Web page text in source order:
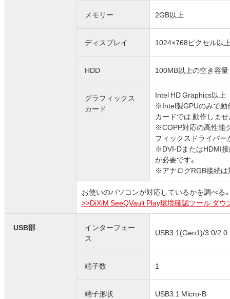
メモリー 2GB以上
ディスプレイ 1024×768ピクセル以
HDD 100MB以上の空き容量
グラフィックス
カード
Intel HD Graphics以上
※Intel製GPUのみで動
カードでは 動作しませ
※COPP対応の高性能
フィックスドライバー
※DVI-DまたはHDMI接
が必要です。
※アナログRGB接続は
お使いのパソコンが対応しているかを調べる
>>DiXiM SeeQVault Play環境確認ツール ダ
USB部
インターフェー
ス
USB3.1(Gen1)/3.0/2.0
端子数 1
端子形状 USB3.1 Micro-B